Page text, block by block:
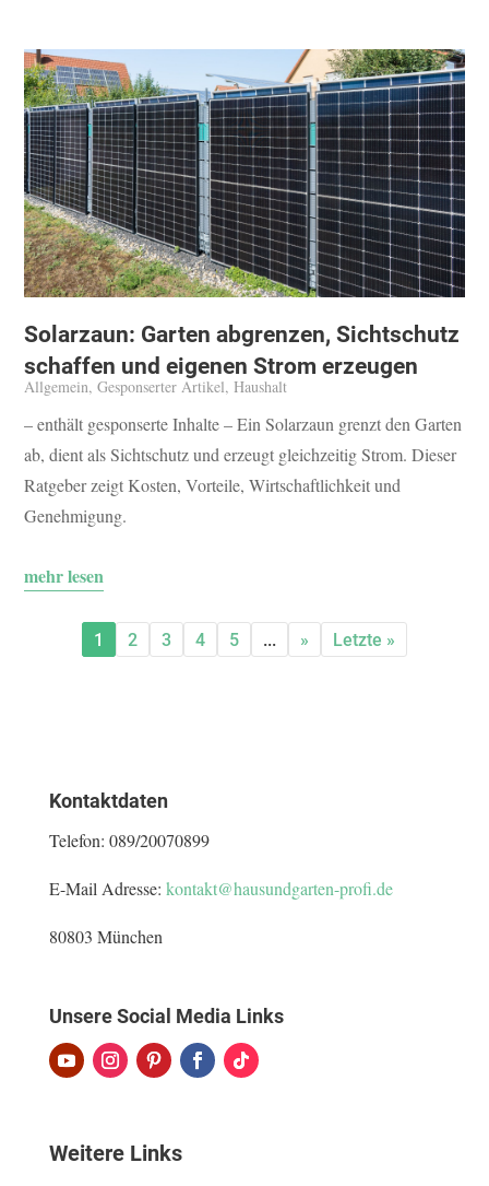
Solarzaun: Garten abgrenzen, Sichtschutz
schaffen und eigenen Strom erzeugen
Allgemein,Gesponserter Artikel,Haushalt
– enthält gesponserte Inhalte – Ein Solarzaun grenzt den Garten
ab, dient als Sichtschutz und erzeugt gleichzeitig Strom. Dieser
Ratgeber zeigt Kosten, Vorteile, Wirtschaftlichkeit und
Genehmigung.
mehr lesen
1 2 3 4 5 ... » Letzte »
Kontaktdaten
Telefon: 089/20070899
E-Mail Adresse: kontakt@hausundgarten-profi.de
80803 München
Unsere Social Media Links
Weitere Links